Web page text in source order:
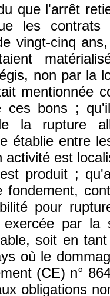
que l'arrêt
les contrats
vingt-cinq
non par la
mentionnée
ces bons ;
la rupture
établie entre
activité est
produit ;
pour
exercée par la
soit en
où le
(CE) n°
obligations